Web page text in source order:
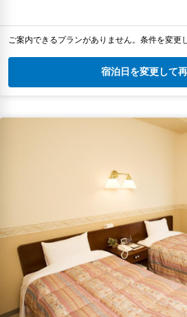
ご案内できるプランがありません。条件を変更
宿泊日を変更して